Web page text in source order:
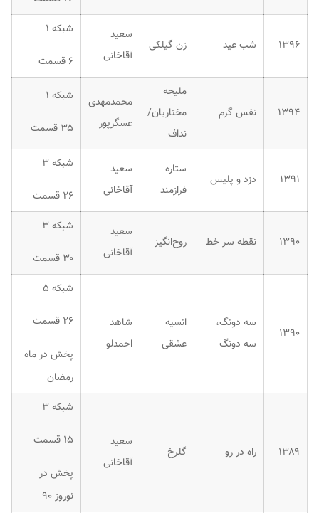
۱۳۹۶ شب عید زن گیلکی
سعید
آقاخانی
شبکه ۱
۶ قسمت
۱۳۹۴ نفس گرم
ملیحه
مختاریان/
نداف
محمدمهدی
عسگرپور
شبکه ۱
۳۵ قسمت
۱۳۹۱ دزد و پلیس
ستاره
فرازمند
سعید
آقاخانی
شبکه ۳
۲۶ قسمت
۱۳۹۰ نقطه سر خط روح‌انگیز
سعید
آقاخانی
شبکه ۳
۳۰ قسمت
۱۳۹۰
سه دونگ،
سه دونگ
انسیه
عشقی
شاهد
احمدلو
شبکه ۵
۲۶ قسمت
پخش در ماه
رمضان
۱۳۸۹ راه در رو گلرخ
سعید
آقاخانی
شبکه ۳
۱۵ قسمت
پخش در
نوروز ۹۰